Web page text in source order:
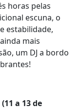
horas pelas
escuna, o
estabilidade,
mais
um DJ a bordo
a 13 de